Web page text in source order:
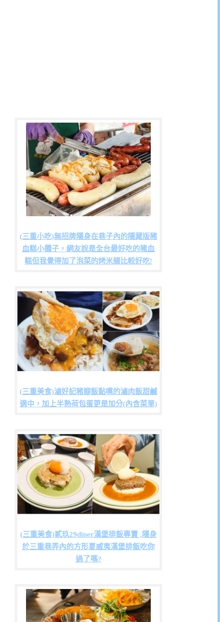
(三重小吃)無招牌隱身在巷子內的隱藏版豬
血糕小攤子，網友說是全台最好吃的豬血
糕但我覺得加了泡菜的烤米腸比較好吃!
(三重美食)滷好記豬腳飯黏嘴的滷肉飯甜鹹
適中，加上半熟荷包蛋更是加分(內含菜單)
(三重美食)貳玖29diner漢堡排飯專賣 ,隱身
於三重巷弄內的方形夏威夷漢堡排飯吃你
過了嗎?